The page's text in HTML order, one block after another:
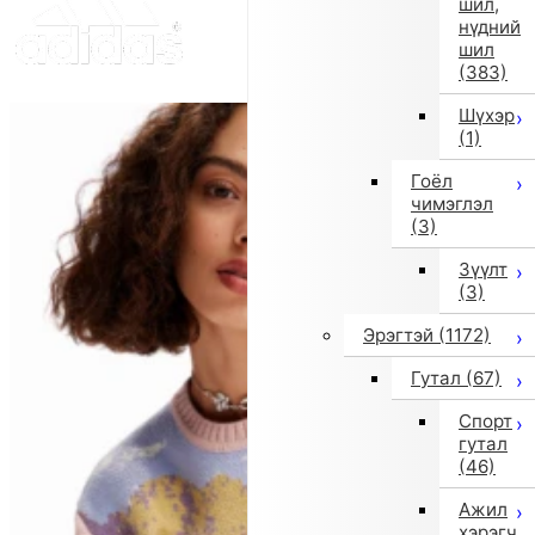
нүдний
шил
(383)
Шүхэр
(1)
Гоёл
чимэглэл
(3)
Зүүлт
(3)
Эрэгтэй (1172)
Гутал (67)
Спорт
гутал
(46)
Ажил